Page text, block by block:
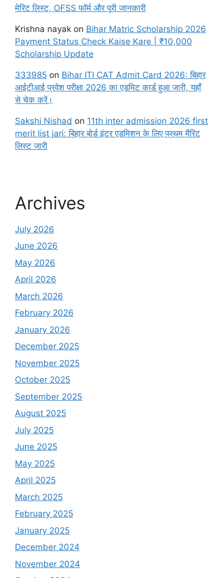
मेरिट लिस्ट, OFSS फॉर्म और पूरी जानकारी
Krishna nayak on Bihar Matric Scholarship 2026
Payment Status Check Kaise Kare | ₹10,000
Scholarship Update
333985 on Bihar ITI CAT Admit Card 2026: बिहार
आईटीआई प्रवेश परीक्षा 2026 का एडमिट कार्ड हुआ जारी, यहाँ
से चेक करें।
Sakshi Nishad on 11th inter admission 2026 first
merit list jari: बिहार बोर्ड इंटर एडमिशन के लिए प्रथम मैरिट
लिस्ट जारी
Archives
July 2026
June 2026
May 2026
April 2026
March 2026
February 2026
January 2026
December 2025
November 2025
October 2025
September 2025
August 2025
July 2025
June 2025
May 2025
April 2025
March 2025
February 2025
January 2025
December 2024
November 2024